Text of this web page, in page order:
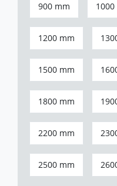
900 mm
1200 mm
1500 mm
1800 mm
2200 mm
2500 mm